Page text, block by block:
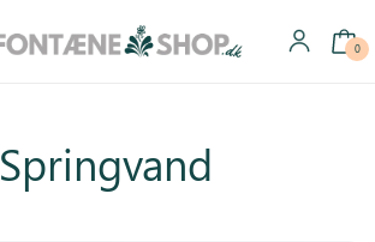
0
Springvand